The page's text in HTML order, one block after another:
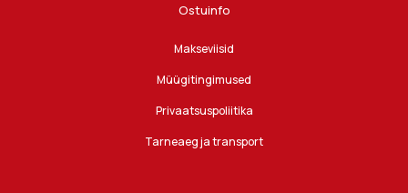
Ostuinfo
Makseviisid
Müügitingimused
Privaatsuspoliitika
Tarneaeg ja transport